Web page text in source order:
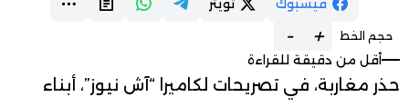
فيسبوك تويتر
حجم الخط +
-
أقل من دقيقة للقراءة
حذر مغاربة، في تصريحات لكاميرا “آش نيوز”، أبناء